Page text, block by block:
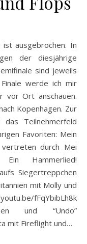
der diesjährige
sind jeweils
werde ich mir
vor Ort anschauen.
Kopenhagen. Zur
Teilnehmerfeld
Favoriten: Mein
durch Mei
Hammerlied!
Siegertreppchen
mit Molly und
fFqYbibLh8k
und “Undo”
mit Fireflight und…